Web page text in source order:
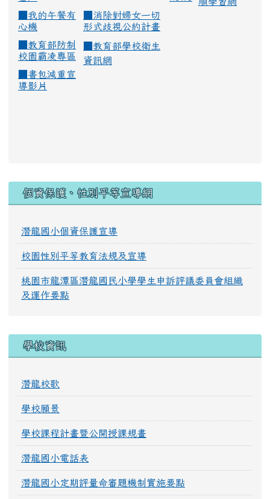
我的午餐有
心機
消除對婦女一切
形式歧視公約計畫
教育部防制
校園霸凌專區
教育部學校衛生
資訊網
書包減重宣
導影片
個資保護、性別平等宣導網
潛龍國小個資保護宣導
校園性別平等教育法規及宣導
桃園市龍潭區潛龍國民小學學生申訴評議委員會組織
及運作要點
學校資訊
潛龍校歌
學校願景
學校課程計畫暨公開授課規畫
潛龍國小電話表
潛龍國小定期評量命審題機制實施要點